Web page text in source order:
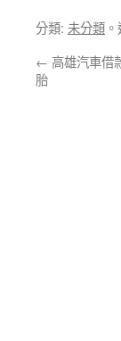
分類: 未分類
← 高雄汽車借
胎